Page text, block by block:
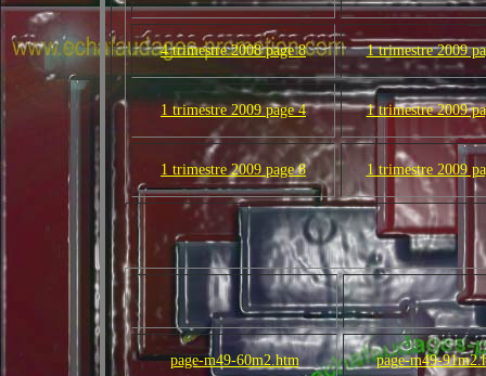
4 trimestre 2008 page 8 1 trimestre 2009
1 trimestre 2009 page 4 1 trimestre 2009
1 trimestre 2009 page 8 1 trimestre 2009
page-m49-60m2.htm page-m49-